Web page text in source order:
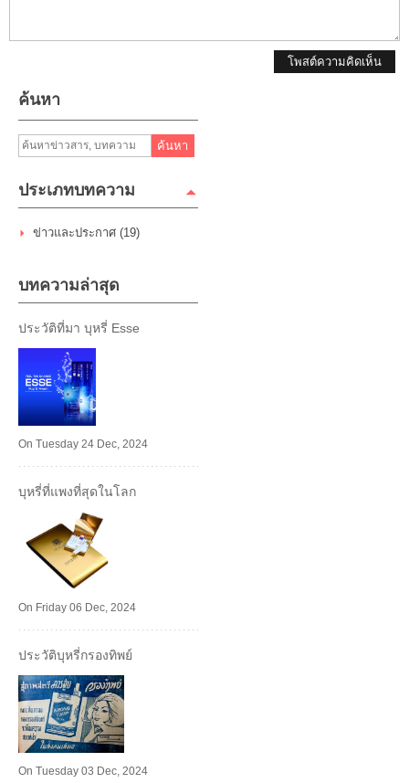
โพสต์ความคิดเห็น
ค้นหา
ค้นหา
ประเภทบทความ
ข่าวและประกาศ (19)
บทความล่าสุด
ประวัติที่มา บุหรี่ Esse
On Tuesday 24 Dec, 2024
บุหรี่ที่แพงที่สุดในโลก
On Friday 06 Dec, 2024
ประวัติบุหรี่กรองทิพย์
On Tuesday 03 Dec, 2024